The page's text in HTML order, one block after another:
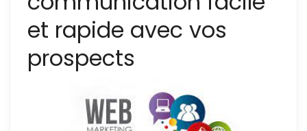
et rapide avec vos
prospects